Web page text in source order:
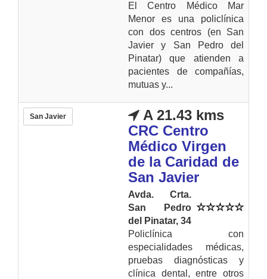
El Centro Médico Mar
Menor es una policlínica
con dos centros (en San
Javier y San Pedro del
Pinatar) que atienden a
pacientes de compañías,
mutuas y...
San Javier
A 21.43 kms
CRC Centro
Médico Virgen
de la Caridad de
San Javier
Avda. Crta.
San Pedro
del Pinatar, 34
Policlínica con
especialidades médicas,
pruebas diagnósticas y
clínica dental, entre otros